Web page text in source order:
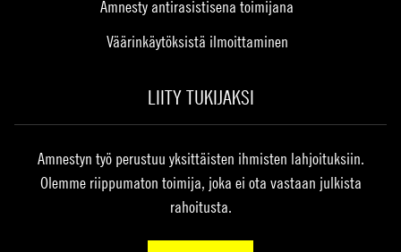
Amnesty antirasistisena toimijana
Väärinkäytöksistä ilmoittaminen
LIITY TUKIJAKSI
Amnestyn työ perustuu yksittäisten ihmisten lahjoituksiin.
Olemme riippumaton toimija, joka ei ota vastaan julkista
rahoitusta.